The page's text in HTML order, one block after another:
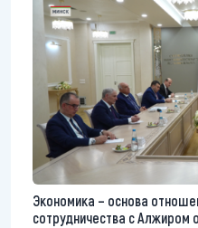
Экономика – основа
сотрудничества с Алжиром